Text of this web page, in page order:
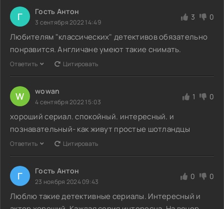
Г Гость Антон
3 сентября 2022 14:49
3 0
Любителям "классических" детективов обязательно
понравится. Англичане умеют такие снимать.
Ответить Цитировать
W wowan
4 сентября 2022 15:03
1 0
хороший сериал. спокойный. интересный. и
познавательный- как живут простые шотландцы
Ответить Цитировать
Г Гость Антон
23 ноября 2024 09:43
0 0
Люблю такие детективные сериалы. Интересный и